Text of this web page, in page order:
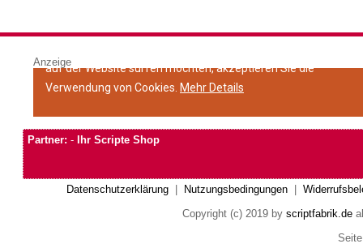
Anzeige
Partner: - Ihr Scripte Shop
Datenschutzerklärung| Nutzungsbedingungen|
Copyright (c) 2019 by scriptfabrik.de